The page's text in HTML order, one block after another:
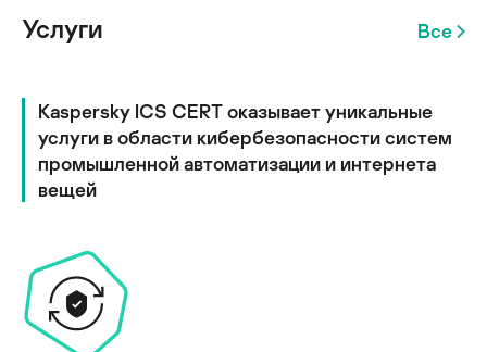
Услуги Все
Kaspersky ICS CERT оказывает уникальные
услуги в области кибербезопасности систем
промышленной автоматизации и интернета
вещей